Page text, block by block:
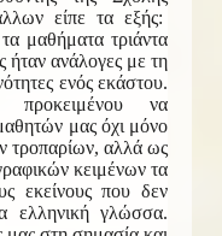
είπε τα εξής:
μαθήματα τριάντα
ήταν ανάλογες με τη
ενός εκάστου.
προκειμένου να
μας όχι μόνο
τροπαρίων, αλλά ως
κειμένων τα
εκείνους που δεν
ελληνική γλώσσα.